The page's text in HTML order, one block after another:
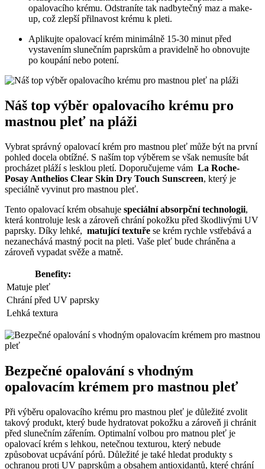
opalovacího krému. ⁣Odstraníte tak⁣ nadbytečný maz a make-
up, ​což ⁤zlepší přilnavost krému⁣ k pleti.
Aplikujte ⁤opalovací ⁢krém minimálně 15-30 minut před
vystavením slunečním ⁤paprskům a pravidelně ho obnovujte
po koupání nebo potení.
Náš‍ top výběr opalovacího krému pro
mastnou ⁢pleť na​ pláži
Vybrat správný opalovací krém​ pro mastnou pleť může být na první
pohled docela obtížné. S naším top ⁣výběrem ⁣se však nemusíte bát​
procházet pláží s lesklou pletí.⁤ Doporučujeme vám ‍ La Roche-
Posay⁤ Anthelios‌ Clear​ Skin Dry Touch Sunscreen, ​který je
speciálně vyvinut pro mastnou pleť.
Tento ‍opalovací krém obsahuje speciální absorpční technologii,
která kontroluje‍ lesk a zároveň chrání pokožku před⁤ škodlivými UV
paprsky.‌ Díky lehké, ‌ matující textuře se⁢ krém rychle ​vstřebává a⁤
nezanechává mastný pocit na ​pleti. Vaše pleť bude chráněna⁣ a⁣
zároveň⁤ vypadat svěže ‌a matně.
Benefity:
Matuje pleť
Chrání⁤ před UV paprsky
Lehká textura
Bezpečné opalování s vhodným
opalovacím krémem pro mastnou pleť
Při výběru opalovacího krému pro mastnou pleť je důležité zvolit
‍takový produkt, který bude hydratovat pokožku ‍a zároveň ji chránit
před slunečním​ zářením. Optimalní volbou pro matnou pleť je
opalovací krém s lehkou, netečnou texturou, který nebude‌
způsobovat⁣ ucpávání ‌pórů. ‍Důležité je také hledat produkty s
ochranou proti UV ​paprskům a⁢ obsahem antioxidantů, které chrání